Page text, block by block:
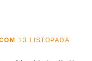
13 LISTOPADA